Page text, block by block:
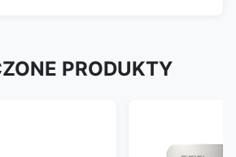
PRODUKTY